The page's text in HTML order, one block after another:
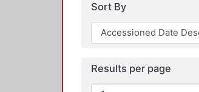
Sort By
Results per page